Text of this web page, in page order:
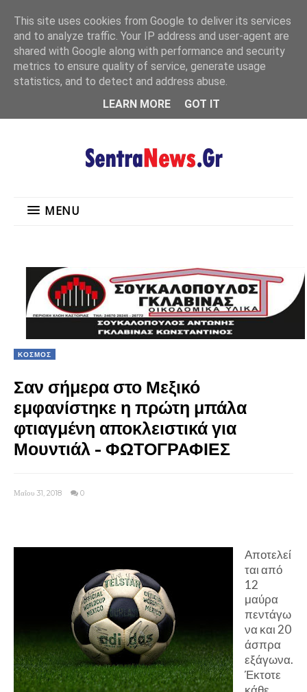
MENU
MENU
ΚΟΣΜΟΣ
Σαν σήμερα στο Μεξικό
εμφανίστηκε η πρώτη μπάλα
φτιαγμένη αποκλειστικά για
Μουντιάλ - ΦΩΤΟΓΡΑΦΙΕΣ
Μαΐου 31, 2018 0
Αποτελεί
ται από
12
μαύρα
πεντάγω
να και 20
άσπρα
εξάγωνα.
Έκτοτε
This site uses cookies from Google to deliver its services
and to analyze traffic. Your IP address and user-agent are
shared with Google along with performance and security
metrics to ensure quality of service, generate usage
statistics, and to detect and address abuse.
LEARN MORE
GOT IT